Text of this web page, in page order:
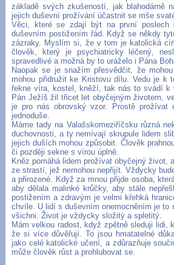
základě svých zkušeností, jak blahodárně
jejich duševní prožívání účastnit se mše
Věci, které se zdají být na první poslech
duševním postižením řád. Když se někdy
zázraky. Myslím si, že v tom je katolická
člověk, který je psychiatricky léčený,
spravedlivé a možná by to uráželo i Pána
Naopak se je snažím přesvědčit, že
mohou přidružit ke Kristovu dílu. Vedu je
řekne víra, kostel, kněží, tak nás to svádí k
Pán Ježíš žil třicet let obyčejným životem,
je pro nás obrovský vzor. Prostě
jednoduše.
Máme tady na Valašskomeziříčsku různá
duchovnosti, a ty nemívají skrupule lidem
jejich duších mohou způsobit. Člověk
či později sekne s vírou úplně.
Kněz pomáhá lidem prožívat obyčejný život,
ze strastí, jež nemohou nepřijít. Vždycky
a přirozené. Když za mnou přijde osoba,
aby dělala malinké krůčky, aby stále
postižením a zdravým je velmi křehká
chvíle. U lidí s duševním onemocněním je
všichni. Život je vždycky složitý a spletitý.
Mám velkou radost, když zpětně sleduji
že si více důvěřují. To jsou hmatatelné
jako celé katolické učení, a zdůrazňuje
může člověk růst a prohlubovat se.